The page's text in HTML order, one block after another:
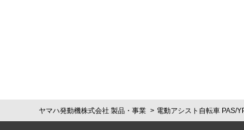
ヤマハ発動機株式会社 製品・事業 電動アシスト自転車 PAS/